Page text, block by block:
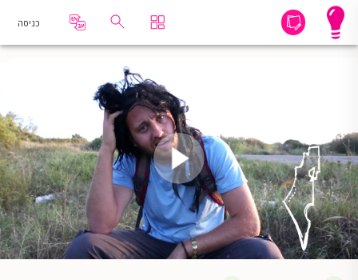
כניסה